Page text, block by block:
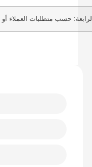
حسب متطلبات العملاء أو